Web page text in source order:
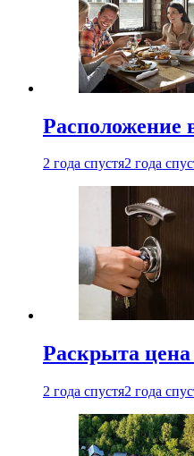
Расположение
2 года спустя2 года
Раскрыта
2 года спустя2 года